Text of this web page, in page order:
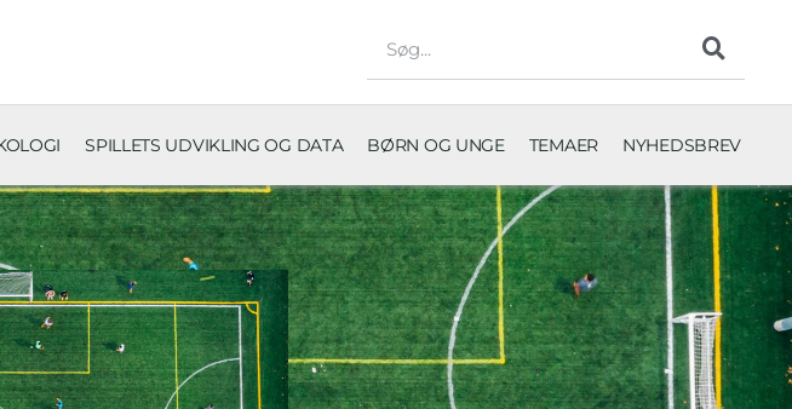
SPILLETS UDVIKLING OG DATA BØRN OG UNGE TEMAER NYHEDSBREV